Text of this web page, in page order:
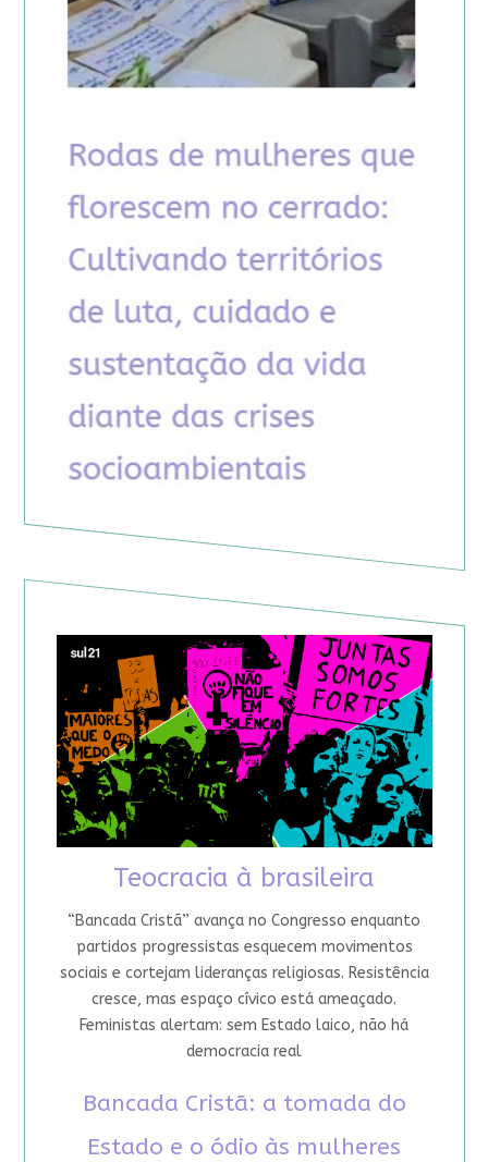
Teocracia à brasileira
“Bancada Cristã” avança no Congresso enquanto
partidos progressistas esquecem movimentos
sociais e cortejam lideranças religiosas. Resistência
cresce, mas espaço cívico está ameaçado.
Feministas alertam: sem Estado laico, não há
democracia real
Bancada Cristã: a tomada do
Estado e o ódio às mulheres